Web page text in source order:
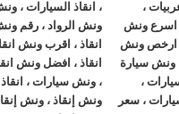
دائما ونش انقاذ سيارات في
اقرب مركز صيانة أو وكيل
الروادهو أرخص ونش انقاذ